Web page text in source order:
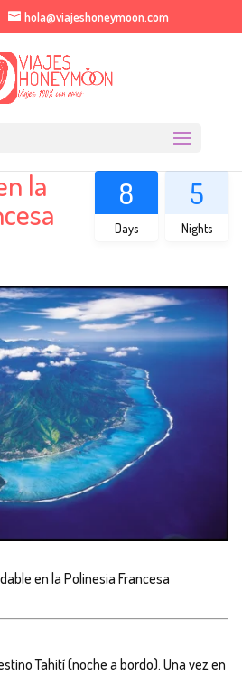
hola@viajeshoneymoon.com
la 8
Days
5
Nights
en la Polinesia Francesa
Tahití (noche a bordo). Una vez en